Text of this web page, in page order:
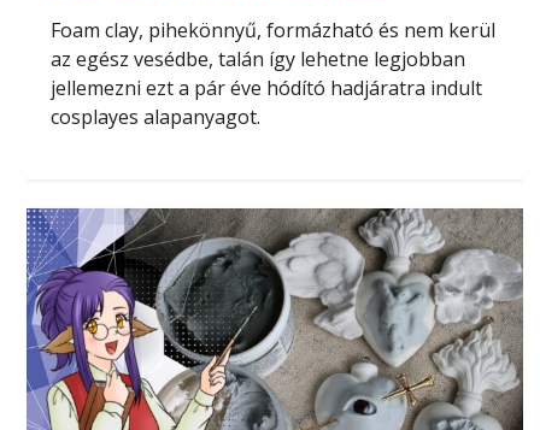
Foam clay, pihekönnyű, formázható és nem kerül
az egész vesédbe, talán így lehetne legjobban
jellemezni ezt a pár éve hódító hadjáratra indult
cosplayes alapanyagot.